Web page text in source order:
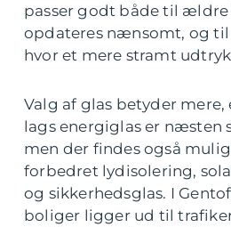
passer godt både til ældre
opdateres nænsomt, og til
hvor et mere stramt udtryk
Valg af glas betyder
lags energiglas er næsten
men der findes også
forbedret lydisolering,
og sikkerhedsglas. I
boliger ligger ud til